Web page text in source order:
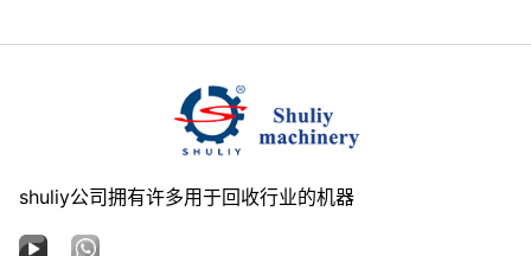
shuliy公司拥有许多用于回收行业的机器